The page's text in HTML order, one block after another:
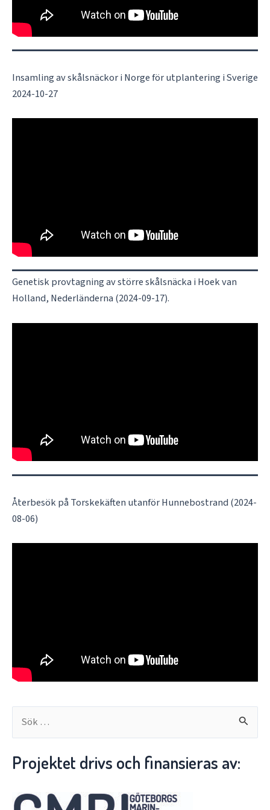
Insamling av skålsnäckor i Norge för utplantering i Sverige
2024-10-27
Genetisk provtagning av större skålsnäcka i Hoek van
Holland, Nederländerna (2024-09-17).
Återbesök på Torskekäften utanför Hunnebostrand (2024-
08-06)
ö
k
eProjektet drivs och finansieras av: